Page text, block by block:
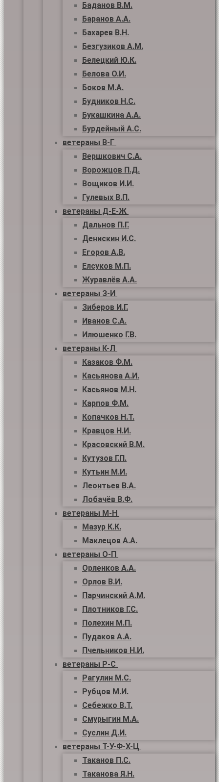
Баданов В.М.
Баранов А.А.
Бахарев В.Н.
Безгузиков А.М.
Белецкий Ю.К.
Белова О.И.
Боков М.А.
Будников Н.С.
Букашкина А.А.
Бурдейный А.С.
ветераны В-Г
Вершкович С.А.
Ворожцов П.Д.
Вощиков И.И.
Гулевых В.П.
ветераны Д-Е-Ж
Дальнов П.Г.
Денискин И.С.
Егоров А.В.
Елсуков М.П.
Журавлёв А.А.
ветераны З-И
Зиберов И.Г.
Иванов С.А.
Илюшенко Г.В.
ветераны К-Л
Казаков Ф.М.
Касьянова А.И.
Касьянов М.Н.
Карпов Ф.М.
Копачков Н.Т.
Кравцов Н.И.
Красовский В.М.
Кутузов Г.П.
Кутьин М.И.
Леонтьев В.А.
Лобачёв В.Ф.
ветераны М-Н
Мазур К.К.
Маклецов А.А.
ветераны О-П
Орленков А.А.
Орлов В.И.
Парчинский А.М.
Плотников Г.С.
Полехин М.П.
Пудаков А.А.
Пчельников Н.И.
ветераны Р-С
Рагулин М.С.
Рубцов М.И.
Себежко В.Т.
Смурыгин М.А.
Суслин Д.И.
ветераны Т-У-Ф-Х-Ц
Таканов П.С.
Таканова Я.Н.